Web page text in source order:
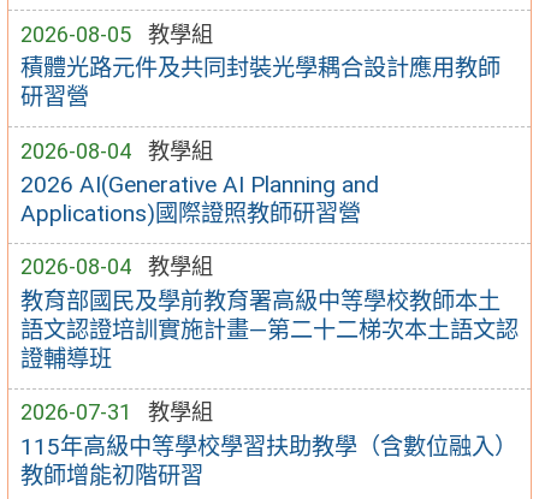
2026-08-05 教學組
積體光路元件及共同封裝光學耦合設計應用教師
研習營
2026-08-04 教學組
2026 AI(Generative AI Planning and
Applications)國際證照教師研習營
2026-08-04 教學組
教育部國民及學前教育署高級中等學校教師本土
語文認證培訓實施計畫—第二十二梯次本土語文認
證輔導班
2026-07-31 教學組
115年高級中等學校學習扶助教學（含數位融入）
教師增能初階研習